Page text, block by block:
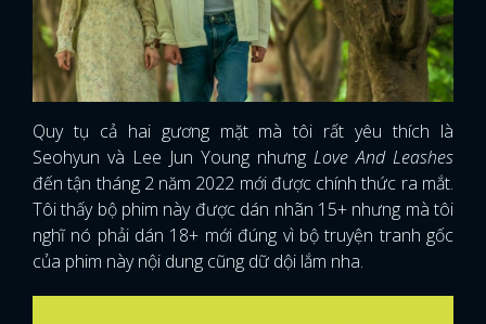
Quy tụ cả hai gương mặt mà tôi rất yêu thích là
Seohyun và Lee Jun Young nhưng Love And Leashes
đến tận tháng 2 năm 2022 mới được chính thức ra mắt.
Tôi thấy bộ phim này được dán nhãn 15+ nhưng mà tôi
nghĩ nó phải dán 18+ mới đúng vì bộ truyện tranh gốc
của phim này nội dung cũng dữ dội lắm nha.